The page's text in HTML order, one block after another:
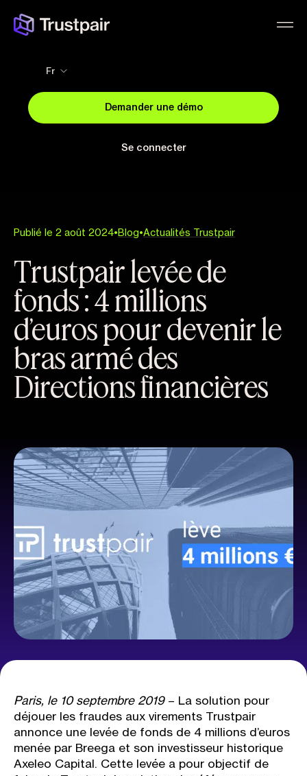
Demander une démo
Se connecter
Fr
Publié le 2 août 2024• Blog•Actualités Trustpair
Trustpair levée de
fonds : 4 millions
d’euros pour devenir le
bras armé des
Directions financières
Paris, le 10 septembre 2019– ​La solution pour
déjouer les fraudes aux virements Trustpair
annonce une levée de fonds de ​4 millions d’euros
menée par ​Breega et son investisseur historique ​
Axeleo Capital​. Cette levée a pour objectif de